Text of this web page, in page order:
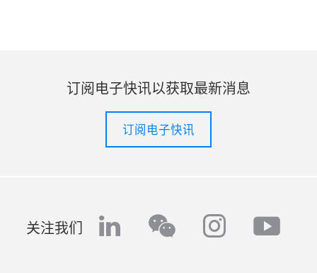
订阅电子快讯以获取最新消息
订阅电子快讯
关注我们 linkedinwechat